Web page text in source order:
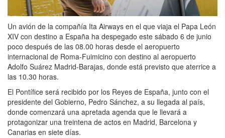
Un avión de la compañía Ita Airways en el que viaja el Papa León
XIV con destino a España ha despegado este sábado 6 de junio
poco después de las 08.00 horas desde el aeropuerto
internacional de Roma-Fuimicino con destino al aeropuerto
Adolfo Suárez Madrid-Barajas, donde está previsto que aterrice a
las 10.30 horas.
El Pontífice será recibido por los Reyes de España, junto con el
presidente del Gobierno, Pedro Sánchez, a su llegada al país,
donde comenzará una apretada agenda que le llevará a
protagonizar una treintena de actos en Madrid, Barcelona y
Canarias en siete días.